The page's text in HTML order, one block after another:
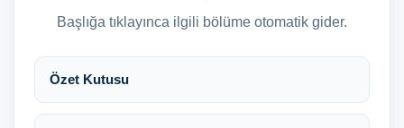
Başlığa tıklayınca ilgili bölüme otomatik gider.
Özet Kutusu